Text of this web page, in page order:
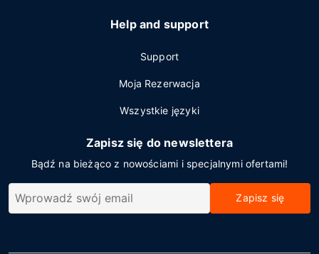
Help and support
Support
Moja Rezerwacja
Wszystkie języki
Zapisz się do newslettera
Bądź na bieżąco z nowościami i specjalnymi ofertami!
Zapisz się